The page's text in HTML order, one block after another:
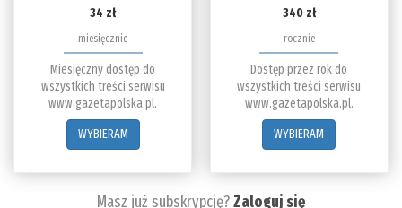
34 zł
miesięcznie
Miesięczny dostęp do
wszystkich treści serwisu
www.gazetapolska.pl.
WYBIERAM
340 zł
rocznie
Dostęp przez rok do
wszystkich treści serwisu
www.gazetapolska.pl.
WYBIERAM
Masz już subskrypcję?Zaloguj się